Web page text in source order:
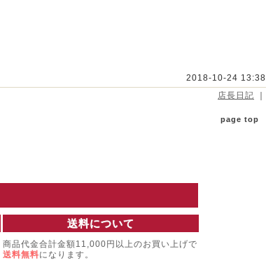
2018-10-24 13:38
店長日記
page top
送料について
商品代金合計金額11,000円以上のお買い上げで
送料無料になります。